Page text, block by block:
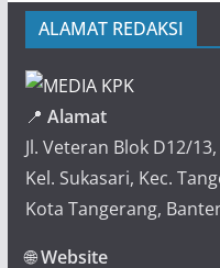
ALAMAT REDAKSI
📍 Alamat
Jl. Veteran Blok D12/
Kel. Sukasari, Kec.
Kota Tangerang,
🌐Website